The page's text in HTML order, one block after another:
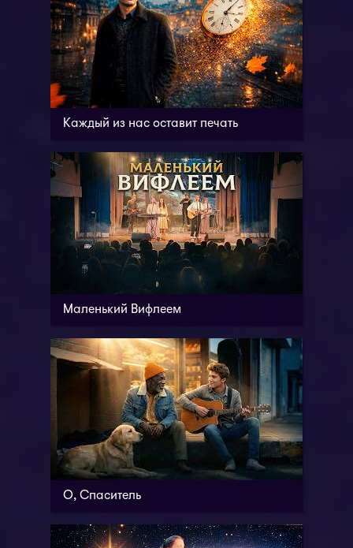
Каждый из нас оставит печать
Маленький Вифлеем
О, Спаситель